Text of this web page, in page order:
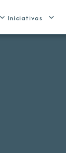
Iniciativas